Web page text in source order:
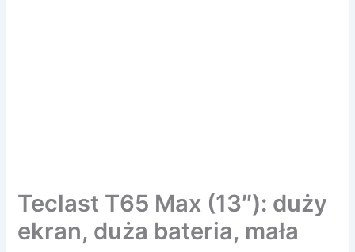
Teclast T65 Max (13″): duży
ekran, duża bateria, mała